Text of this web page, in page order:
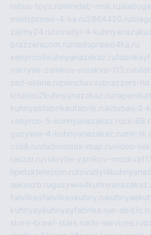
rebus-toys.ru minelab-msk.ru
medsprawo-4-ka.ru2864420.ru
zajmy24.rutovudyi-4-
brazzerscom.ru medsprawo4ka.ru
xehyroo5kuhnyanazakaz.ru
vskrytie-zamkov-moskva-113.ru
zed-online.rupimchax.rubrazzers-
kitubeu2kuhnyanazakaz.ru
kuhnyaofabrikaufabrik.rukitubeu-2-
xehyroo-5-kuhnyanazakaz.rucs-
guzywia-4-kuhnyanazakaz.ru mir-
cs68.ruvladivostok-map.ruvideo-
raszar.ruvskrytie-zamkov-
lipetsktelecom.ru
seksuzb.ru
fabrikaofabrikaokuhny.ru
kuhnyaykuhnyayfabrika.rue-
store-brawl-stars.rukts-services.ru